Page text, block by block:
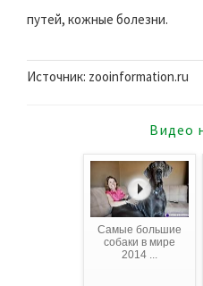
путей, кожные болезни.
Источник: zooinformation.ru
Видео
Самые большие
собаки в мире
2014 ...